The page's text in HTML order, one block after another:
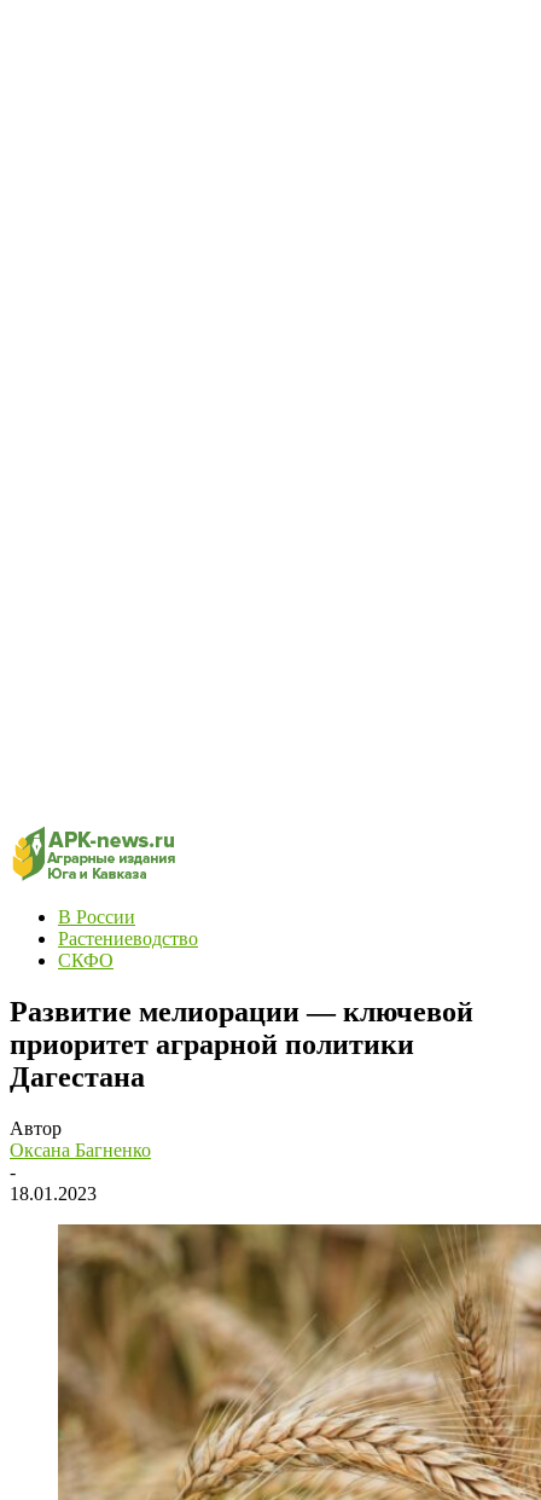
В России
Растениеводство
СКФО
Развитие мелиорации — ключевой
приоритет аграрной политики
Дагестана
Автор
Оксана Багненко
-
18.01.2023